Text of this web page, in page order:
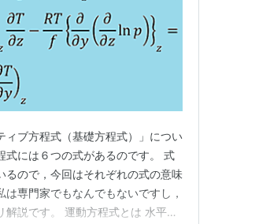
ィブ方程式（基礎方程式）」につい
式には６つの式があるのです。 式
るので，今回はそれぞれの式の意味
専門家でもなんでもないですし，
説です。 運動方程式とは 水平方